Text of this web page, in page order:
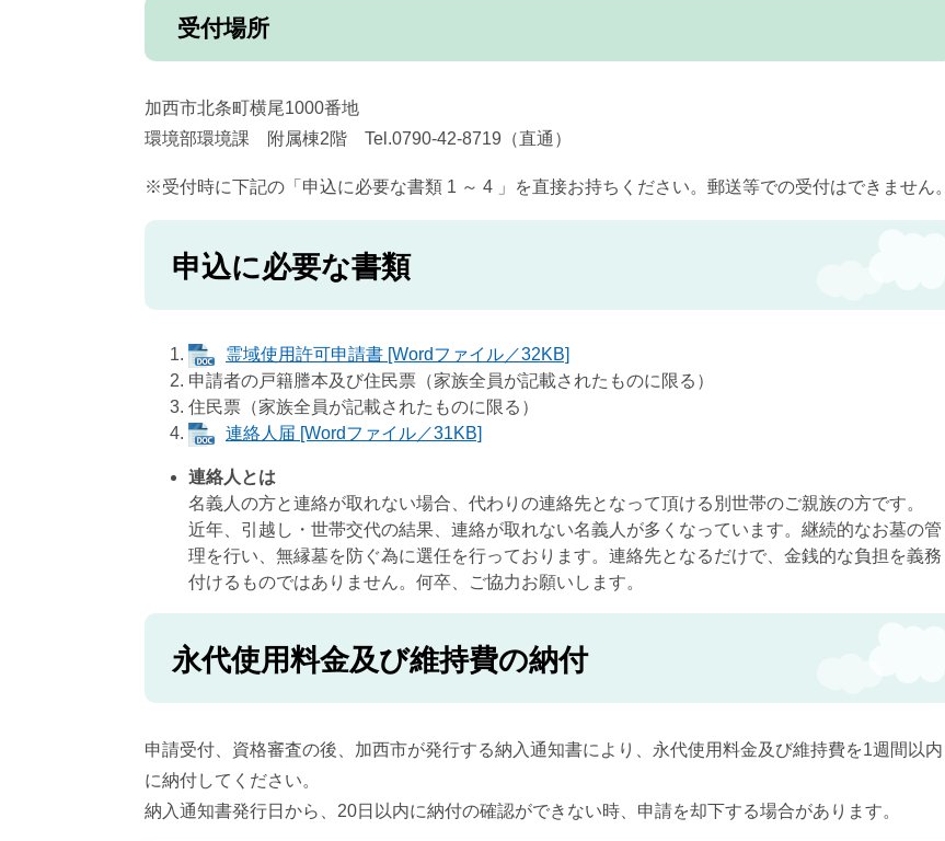
受付場所
加西市北条町横尾1000番地
環境部環境課 附属棟2階 Tel.0790-42-8719（直通）
※受付時に下記の「申込に必要な書類 1 ～ 4 」を直接お持ちください。郵送等での受付はできません。
申込に必要な書類
霊域使用許可申請書 [Wordファイル／32KB]
申請者の戸籍謄本及び住民票（家族全員が記載されたものに限る）
住民票（家族全員が記載されたものに限る）
連絡人届 [Wordファイル／31KB]
連絡人とは
名義人の方と連絡が取れない場合、代わりの連絡先となって頂ける別世帯のご親族の方です。
近年、引越し・世帯交代の結果、連絡が取れない名義人が多くなっています。継続的なお墓の管
理を行い、無縁墓を防ぐ為に選任を行っております。連絡先となるだけで、金銭的な負担を義務
付けるものではありません。何卒、ご協力お願いします。
永代使用料金及び維持費の納付
申請受付、資格審査の後、加西市が発行する納入通知書により、永代使用料金及び維持費を1週間以内
に納付してください。
納入通知書発行日から、20日以内に納付の確認ができない時、申請を却下する場合があります。